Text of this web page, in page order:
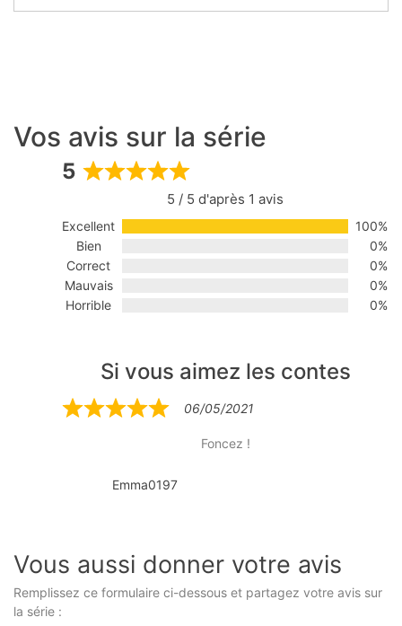
Vos avis sur la série
5
Rated
out
of
5
5 / 5 d'après 1 avis
Excellent
100%
Bien
0%
Correct
0%
Mauvais
0%
Horrible
0%
Si vous aimez les contes
Rated
06/05/2021
Foncez !
Emma0197
Vous aussi donner votre avis
Remplissez ce formulaire ci-dessous et partagez votre avis sur
la série :